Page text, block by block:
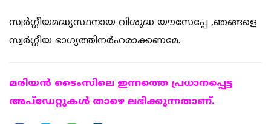
സ്വർഗ്ഗീയമദ്ധ്യസ്ഥനായ വിശുദ്ധ യൗസേപ്പേ ,ഞങ്ങളെ
സ്വർഗ്ഗീയ ഭാഗ്യത്തിനർഹരാക്കണമേ.
മരിയന്‍ ടൈംസിലെ ഇന്നത്തെ പ്രധാനപ്പെട്ട
അപ്ഡേറ്റുകള്‍ താഴെ ലഭിക്കുന്നതാണ്.